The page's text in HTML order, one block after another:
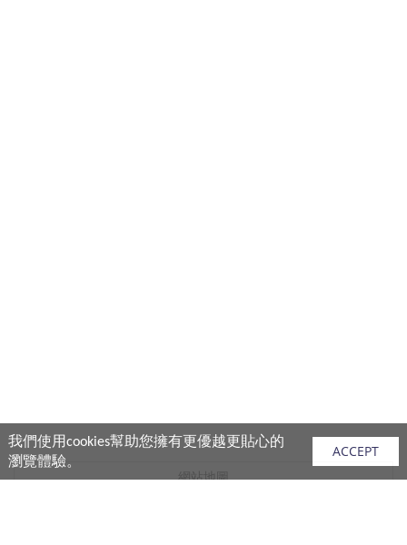
網站地圖
我們使用cookies幫助您擁有更優越更貼心的
瀏覽體驗。
ACCEPT